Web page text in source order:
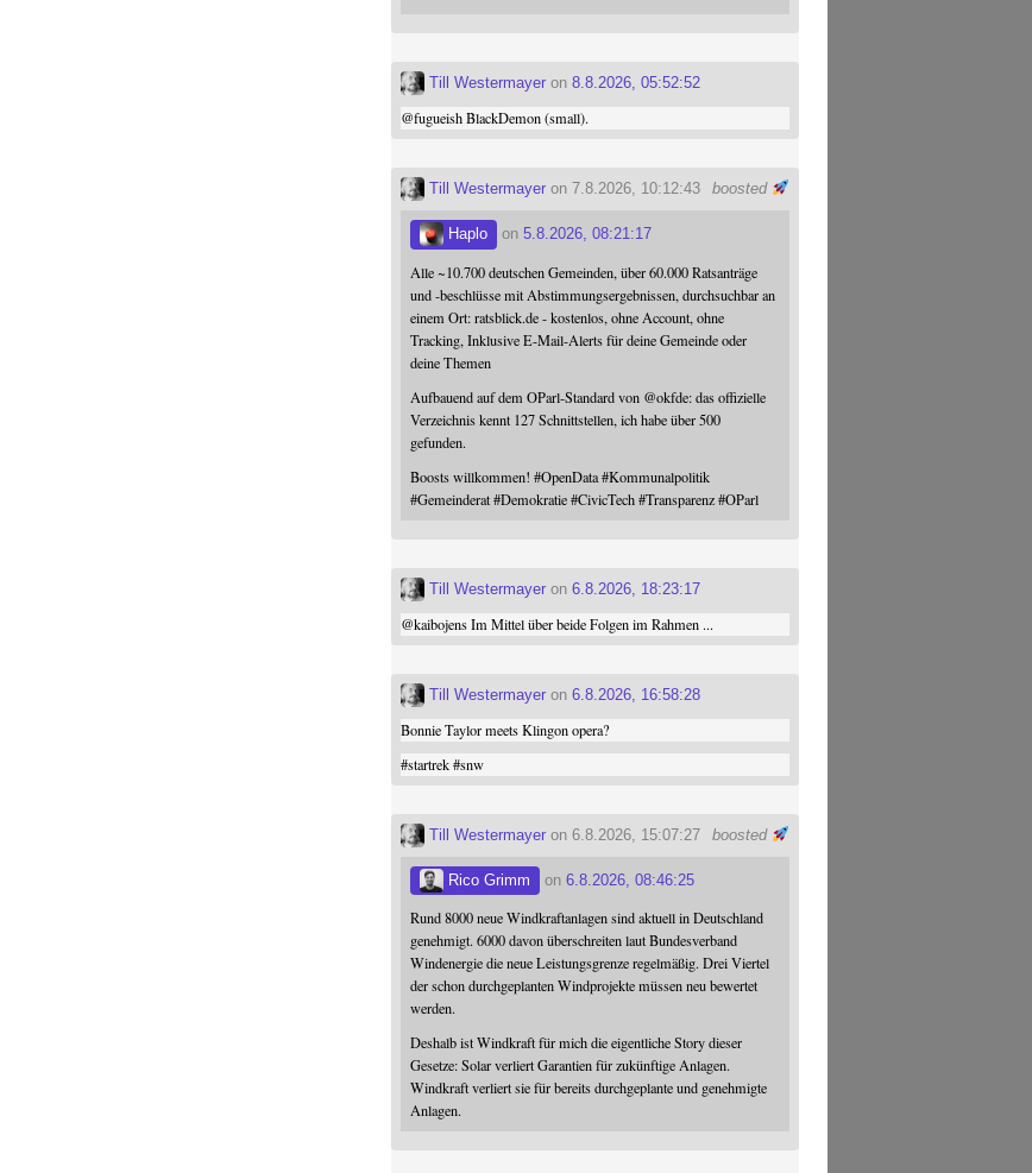
Till Westermayer on8.8.2026, 05:52:52
@fugueishBlackDemon (small).
boosted
Till Westermayer on 7.8.2026, 10:12:43
Haplo on5.8.2026, 08:21:17
Alle ~10.700 deutschen Gemeinden, über 60.000 Ratsanträge
und -beschlüsse mit Abstimmungsergebnissen, durchsuchbar an
einem Ort: ratsblick.de - kostenlos, ohne Account, ohne
Tracking, Inklusive E-Mail-Alerts für deine Gemeinde oder
deine Themen
Aufbauend auf dem OParl-Standard von @okfde: das offizielle
Verzeichnis kennt 127 Schnittstellen, ich habe über 500
gefunden.
Boosts willkommen!#OpenData #Kommunalpolitik
#Gemeinderat #Demokratie #CivicTech #Transparenz #OParl
Till Westermayer on6.8.2026, 18:23:17
@kaibojensIm Mittel über beide Folgen im Rahmen ...
Till Westermayer on6.8.2026, 16:58:28
Bonnie Taylor meets Klingon opera?
#startrek #snw
boosted
Till Westermayer on 6.8.2026, 15:07:27
Rico Grimm on6.8.2026, 08:46:25
Rund 8000 neue Windkraftanlagen sind aktuell in Deutschland
genehmigt. 6000 davon überschreiten laut Bundesverband
Windenergie die neue Leistungsgrenze regelmäßig. Drei Viertel
der schon durchgeplanten Windprojekte müssen neu bewertet
werden.
Deshalb ist Windkraft für mich die eigentliche Story dieser
Gesetze: Solar verliert Garantien für zukünftige Anlagen.
Windkraft verliert sie für bereits durchgeplante und genehmigte
Anlagen.